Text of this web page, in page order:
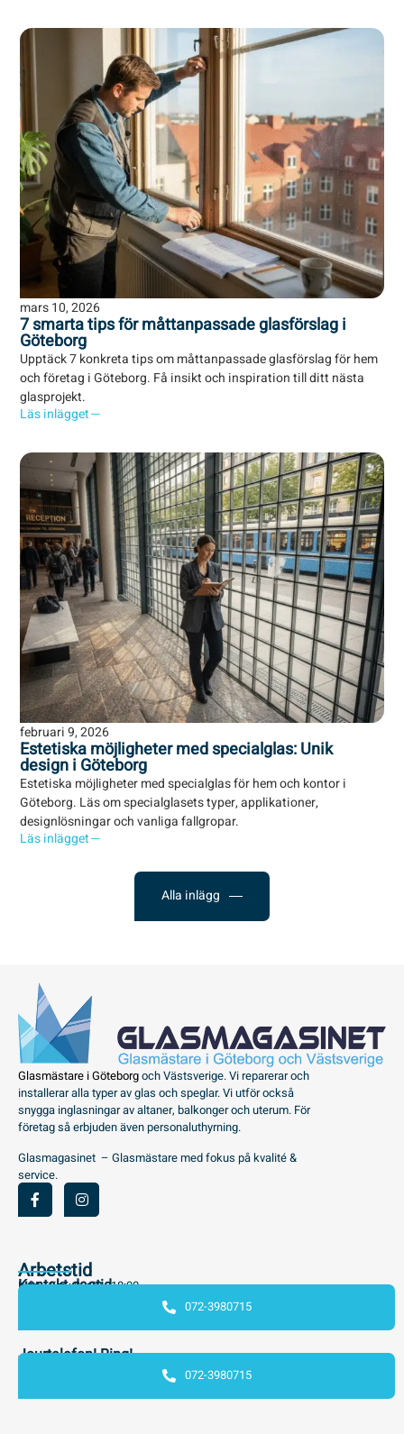
mars 10, 2026
7 smarta tips för måttanpassade glasförslag i
Göteborg
Upptäck 7 konkreta tips om måttanpassade glasförslag för hem
och företag i Göteborg. Få insikt och inspiration till ditt nästa
glasprojekt.
Läs inlägget
februari 9, 2026
Estetiska möjligheter med specialglas: Unik
design i Göteborg
Estetiska möjligheter med specialglas för hem och kontor i
Göteborg. Läs om specialglasets typer, applikationer,
designlösningar och vanliga fallgropar.
Läs inlägget
Alla inlägg
Glasmästare i Göteborgoch Västsverige. Vi reparerar och
installerar alla typer av glas och speglar. Vi utför också
snygga inglasningar av altaner, balkonger och uterum. För
företag så erbjuden även personaluthyrning.
Glasmagasinet – Glasmästare med fokus på kvalité &
service.
Arbetstid
Mån - Fre : 08:00 - 18:00
Kontakt dagtid
072-3980715
Jourtelefon! Ring!
072-3980715